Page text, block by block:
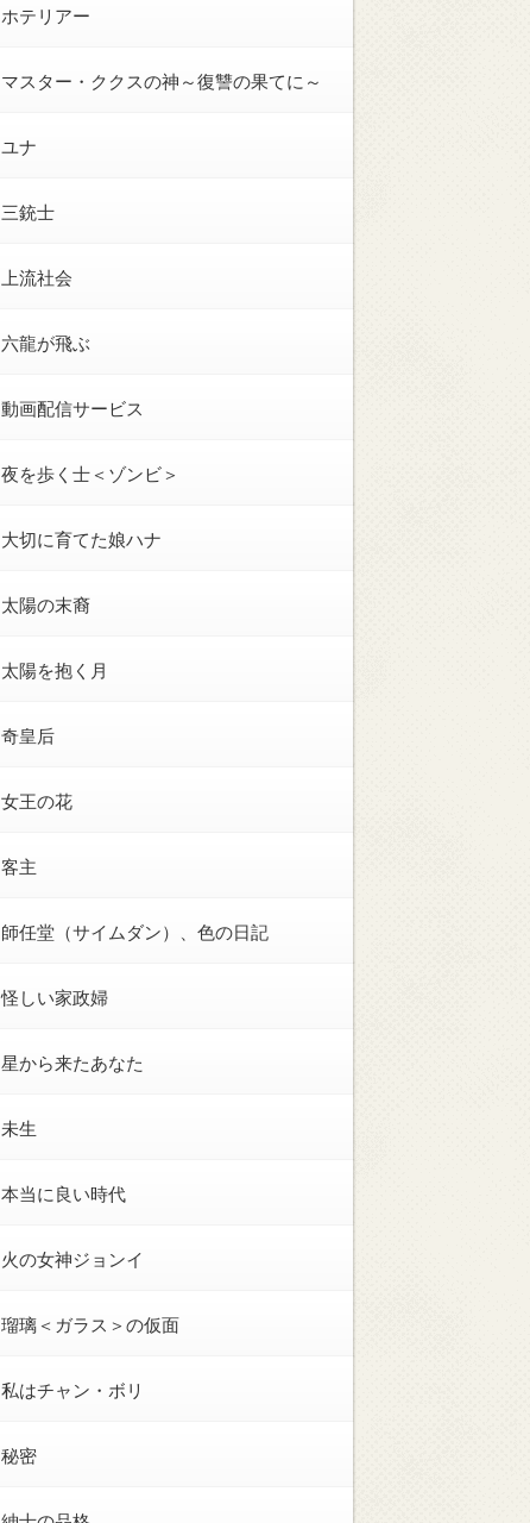
ホテリアー
マスター・ククスの神～復讐の果てに～
ユナ
三銃士
上流社会
六龍が飛ぶ
動画配信サービス
夜を歩く士＜ゾンビ＞
大切に育てた娘ハナ
太陽の末裔
太陽を抱く月
奇皇后
女王の花
客主
師任堂（サイムダン）、色の日記
怪しい家政婦
星から来たあなた
未生
本当に良い時代
火の女神ジョンイ
瑠璃＜ガラス＞の仮面
私はチャン・ボリ
秘密